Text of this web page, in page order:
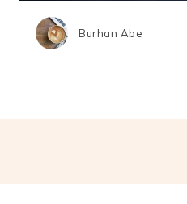
Burhan Abe